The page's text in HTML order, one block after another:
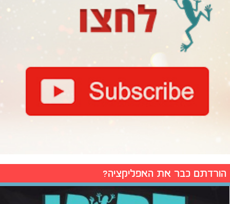
הורדתם כבר את האפליקציה?